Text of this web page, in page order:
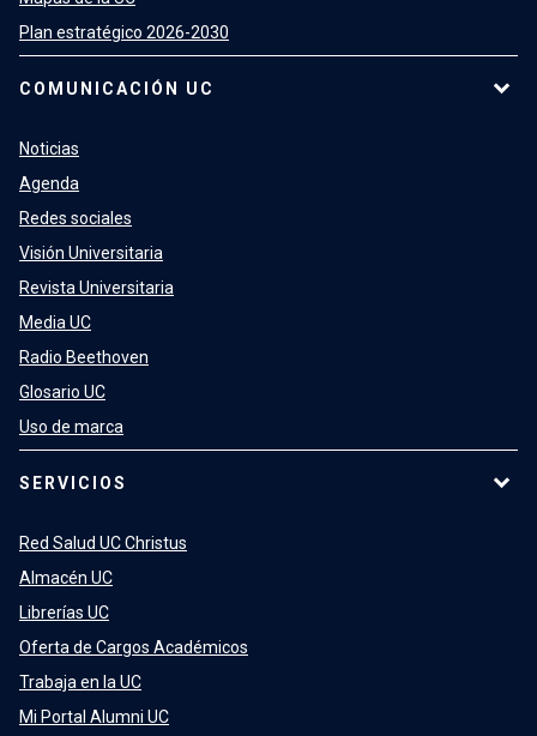
Plan estratégico 2026-2030
COMUNICACIÓN UC
Noticias
Agenda
Redes sociales
Visión Universitaria
Revista Universitaria
Media UC
Radio Beethoven
Glosario UC
Uso de marca
SERVICIOS
Red Salud UC Christus
Almacén UC
Librerías UC
Oferta de Cargos Académicos
Trabaja en la UC
Mi Portal Alumni UC